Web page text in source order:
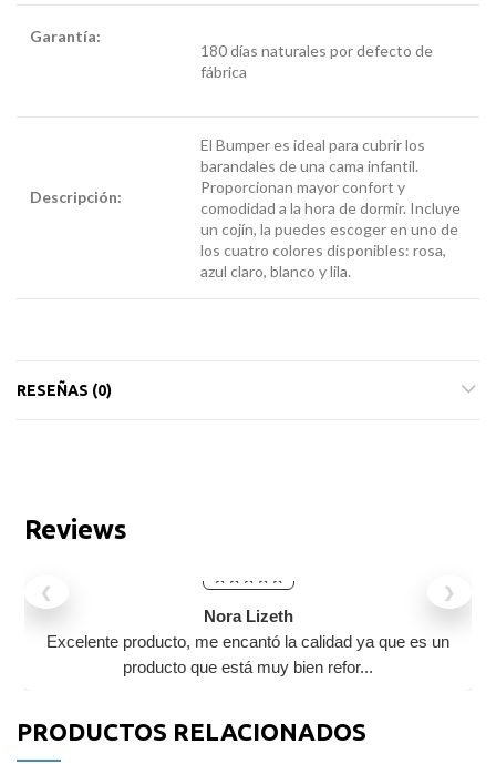
Garantía:
180 días naturales por defecto de
fábrica
Descripción:
El Bumper es ideal para cubrir los
barandales de una cama infantil.
Proporcionan mayor confort y
comodidad a la hora de dormir. Incluye
un cojín, la puedes escoger en uno de
los cuatro colores disponibles: rosa,
azul claro, blanco y lila.
RESEÑAS (0)
Reviews
❮ ❯
Nora Lizeth
Excelente producto, me encantó la calidad ya que es un
producto que está muy bien refor...
PRODUCTOS RELACIONADOS